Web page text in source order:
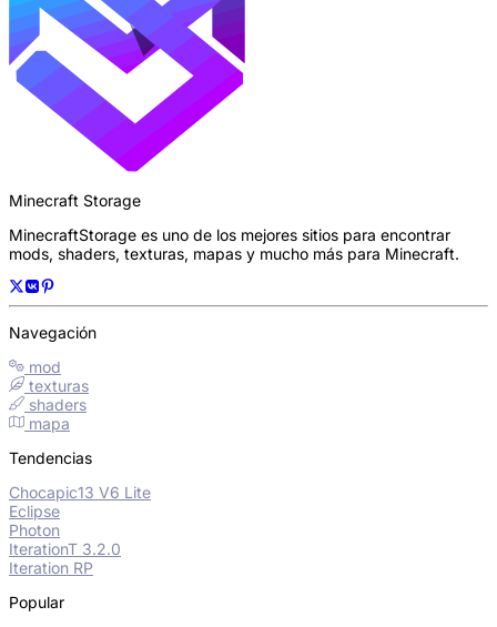
Minecraft Storage
MinecraftStorage es uno de los mejores sitios para encontrar
mods, shaders, texturas, mapas y mucho más para Minecraft.
Navegación
mod
texturas
shaders
mapa
Tendencias
Chocapic13 V6 Lite
Eclipse
Photon
IterationT 3.2.0
Iteration RP
Popular